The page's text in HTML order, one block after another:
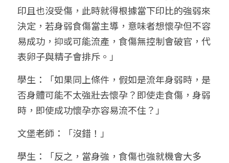
五行計算高階班
團隊訓練營
五行八字線上班
印且也沒受傷，此時就得根據當下印比的強弱來
決定，若身弱食傷當主導，意味者想懷孕但不容
易成功，抑或可能流產，食傷無控制會破官，代
表卵子與精子會排斥。」
學生：「如果同上條件，假如是流年身弱時，是
否身體可能不太強壯去懷孕？即使走食傷，身弱
時，即使成功懷孕亦容易流不住？」
文堡老師：「沒錯！」
學生：「反之，當身強，食傷也強就機會大多